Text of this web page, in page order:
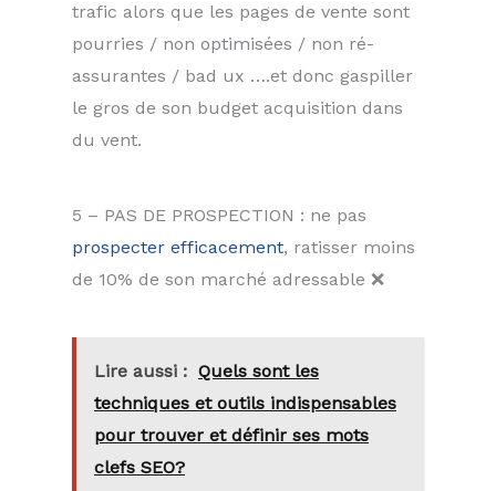
trafic alors que les pages de vente sont
pourries / non optimisées / non ré-
assurantes / bad ux ….et donc gaspiller
le gros de son budget acquisition dans
du vent.
5 – PAS DE PROSPECTION : ne pas
prospecter efficacement, ratisser moins
de 10% de son marché adressable ❌
Lire aussi : Quels sont les
techniques et outils indispensables
pour trouver et définir ses mots
clefs SEO?